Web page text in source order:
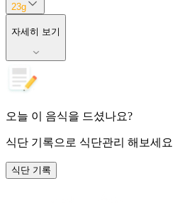
23g
자세히 보기
오늘 이 음식을 드셨나요?
식단 기록으로 식단관리 해보세요
식단 기록